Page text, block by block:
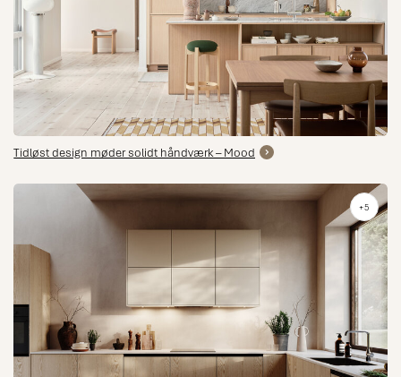
Tidløst design møder solidt håndværk – Mood
+5